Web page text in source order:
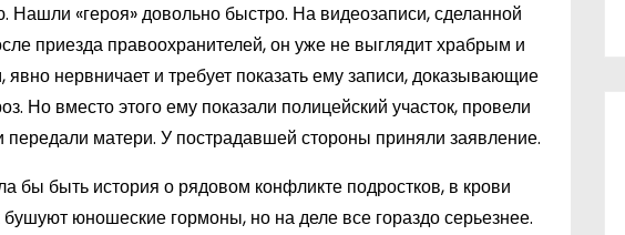
Нашли «героя» довольно быстро. На видеозаписи, сделанной
приезда правоохранителей, он уже не выглядит храбрым и
явно нервничает и требует показать ему записи, доказывающие
Но вместо этого ему показали полицейский участок, провели
передали матери. У пострадавшей стороны приняли заявление.
бы быть история о рядовом конфликте подростков, в крови
бушуют юношеские гормоны, но на деле все гораздо серьезнее.